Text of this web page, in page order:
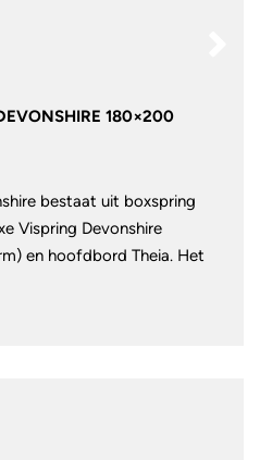
180×200
bestaat uit boxspring
Vispring Devonshire
en hoofdbord Theia. Het